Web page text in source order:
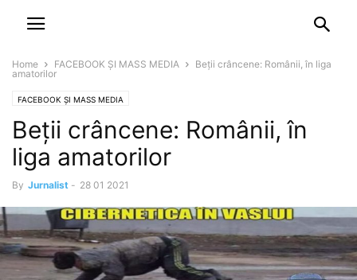
Home FACEBOOK ȘI MASS MEDIA
Beții crâncene: Românii, în liga
amatorilor
FACEBOOK ȘI MASS MEDIA
Beții crâncene: Românii, în
liga amatorilor
By Jurnalist - 28 01 2021